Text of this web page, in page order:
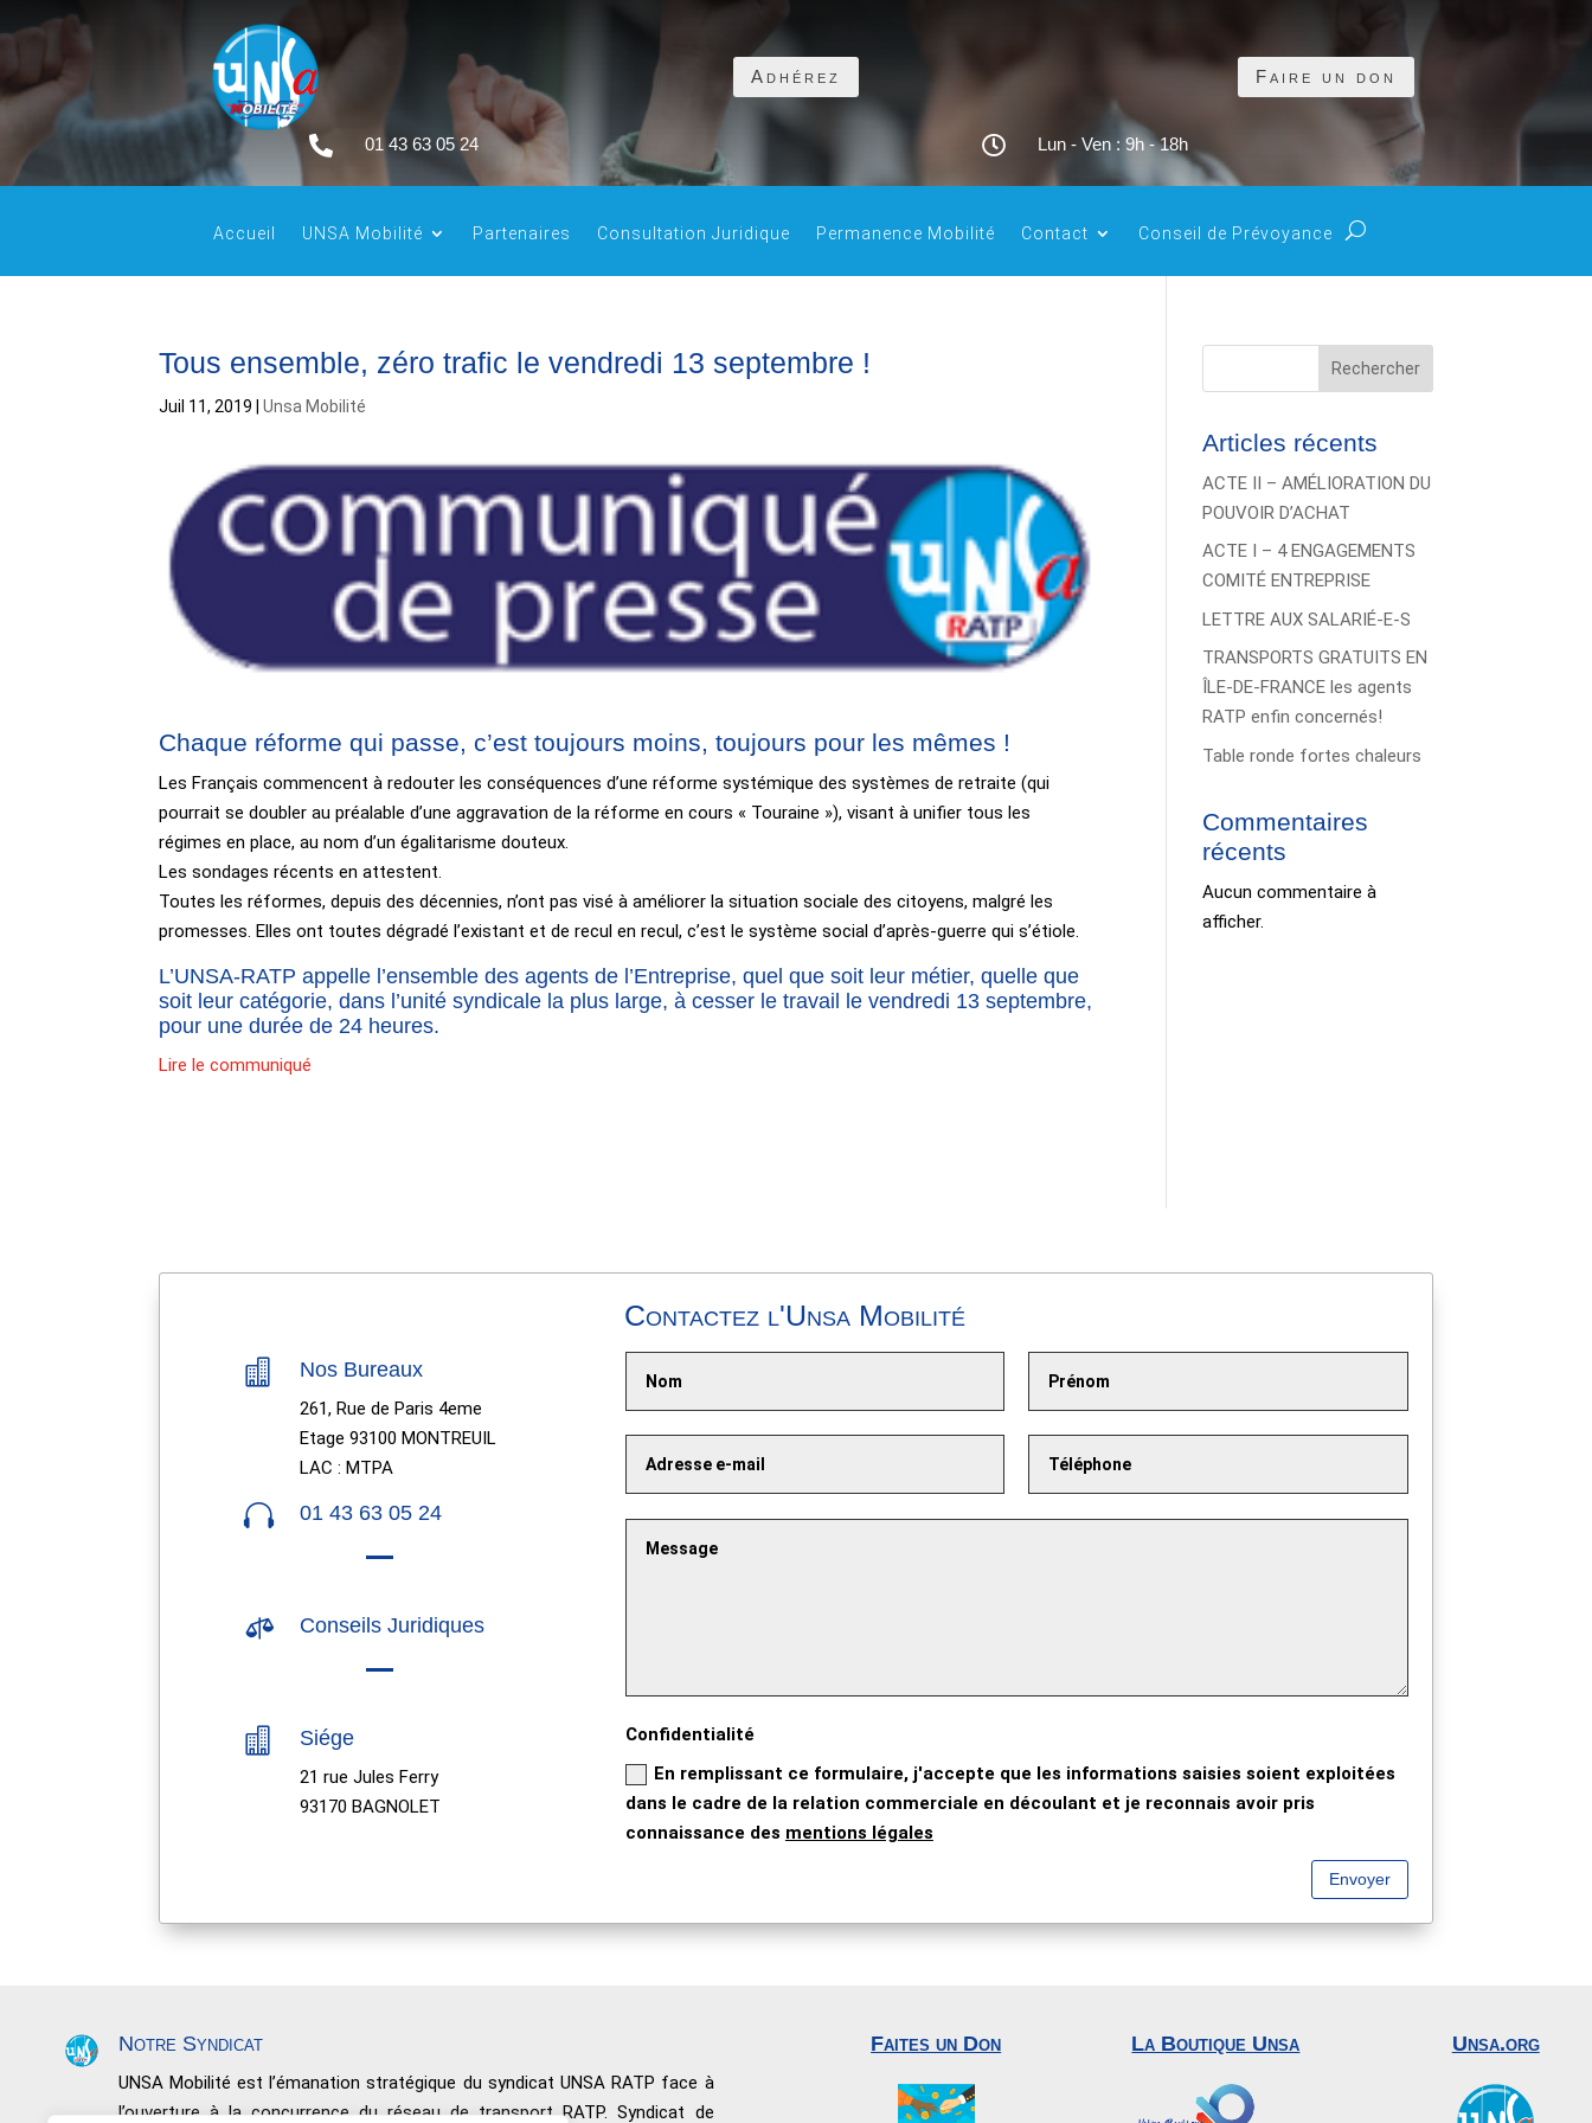
Adhérez Faire un don
 01 43 63 05 24  Lun - Ven : 9h - 18h
Accueil UNSA Mobilité Partenaires Consultation Juridique Permanence Mobilité Contact Conseil de Prévoyance
Tous ensemble, zéro trafic le vendredi 13 septembre !
Juil 11, 2019 |Unsa Mobilité
Chaque réforme qui passe, c’est toujours moins, toujours pour les mêmes !
Les Français commencent à redouter les conséquences d’une réforme systémique des systèmes de retraite (qui
pourrait se doubler au préalable d’une aggravation de la réforme en cours « Touraine »), visant à unifier tous les
régimes en place, au nom d’un égalitarisme douteux.
Les sondages récents en attestent.
Toutes les réformes, depuis des décennies, n’ont pas visé à améliorer la situation sociale des citoyens, malgré les
promesses. Elles ont toutes dégradé l’existant et de recul en recul, c’est le système social d’après-guerre qui s’étiole.
L’UNSA-RATP appelle l’ensemble des agents de l’Entreprise, quel que soit leur métier, quelle que
soit leur catégorie, dans l’unité syndicale la plus large, à cesser le travail le vendredi 13 septembre,
pour une durée de 24 heures.
Lire le communiqué
Rechercher
Articles récents
ACTE II – AMÉLIORATION DU
POUVOIR D’ACHAT
ACTE I – 4 ENGAGEMENTS
COMITÉ ENTREPRISE
LETTRE AUX SALARIÉ-E-S
TRANSPORTS GRATUITS EN
ÎLE-DE-FRANCE les agents
RATP enfin concernés!
Table ronde fortes chaleurs
Commentaires
récents
Aucun commentaire à
afficher.
 Nos Bureaux
261, Rue de Paris 4eme
Etage 93100 MONTREUIL
LAC : MTPA
 01 43 63 05 24
 Conseils Juridiques
 Siége
21 rue Jules Ferry
93170 BAGNOLET
Contactez l'Unsa Mobilité
Confidentialité
En remplissant ce formulaire, j'accepte que les informations saisies soient exploitées
dans le cadre de la relation commerciale en découlant et je reconnais avoir pris
connaissance des mentions légales
Envoyer
Notre Syndicat
UNSA Mobilité est l’émanation stratégique du syndicat UNSA RATP face à
l’ouverture à la concurrence du réseau de transport RATP. Syndicat de
Faites un Don La Boutique Unsa Unsa.org